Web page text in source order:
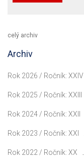
celý archiv
Archiv
Rok 2026 / Ročník: XXIV
Rok 2025 / Ročník: XXIII
Rok 2024 / Ročník: XXII
Rok 2023 / Ročník: XXI
Rok 2022 / Ročník: XX